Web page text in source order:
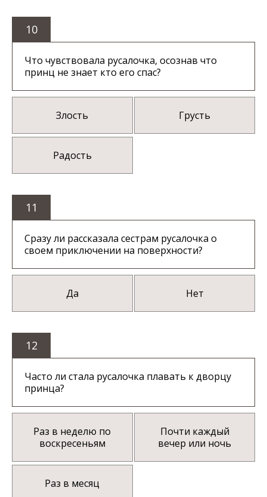
10
Что чувствовала русалочка, осознав что
принц не знает кто его спас?
Злость Грусть
Радость
11
Сразу ли рассказала сестрам русалочка о
своем приключении на поверхности?
Да Нет
12
Часто ли стала русалочка плавать к дворцу
принца?
Раз в неделю по
воскресеньям
Почти каждый
вечер или ночь
Раз в месяц